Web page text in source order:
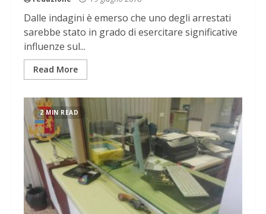
Dalle indagini è emerso che uno degli arrestati
sarebbe stato in grado di esercitare significative
influenze sul...
Read More
2 MIN READ